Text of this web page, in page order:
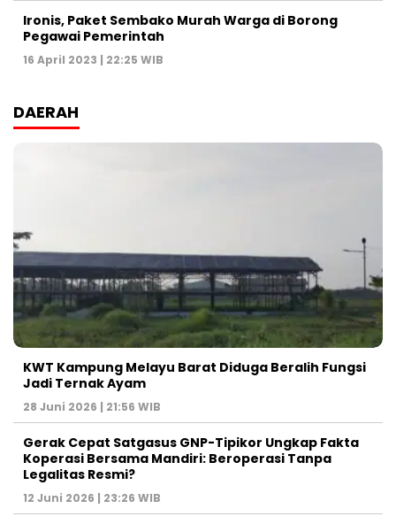
Ironis, Paket Sembako Murah Warga di Borong
Pegawai Pemerintah
16 April 2023 | 22:25 WIB
DAERAH
KWT Kampung Melayu Barat Diduga Beralih Fungsi
Jadi Ternak Ayam
28 Juni 2026 | 21:56 WIB
Gerak Cepat Satgasus GNP-Tipikor Ungkap Fakta
Koperasi Bersama Mandiri: Beroperasi Tanpa
Legalitas Resmi?
12 Juni 2026 | 23:26 WIB